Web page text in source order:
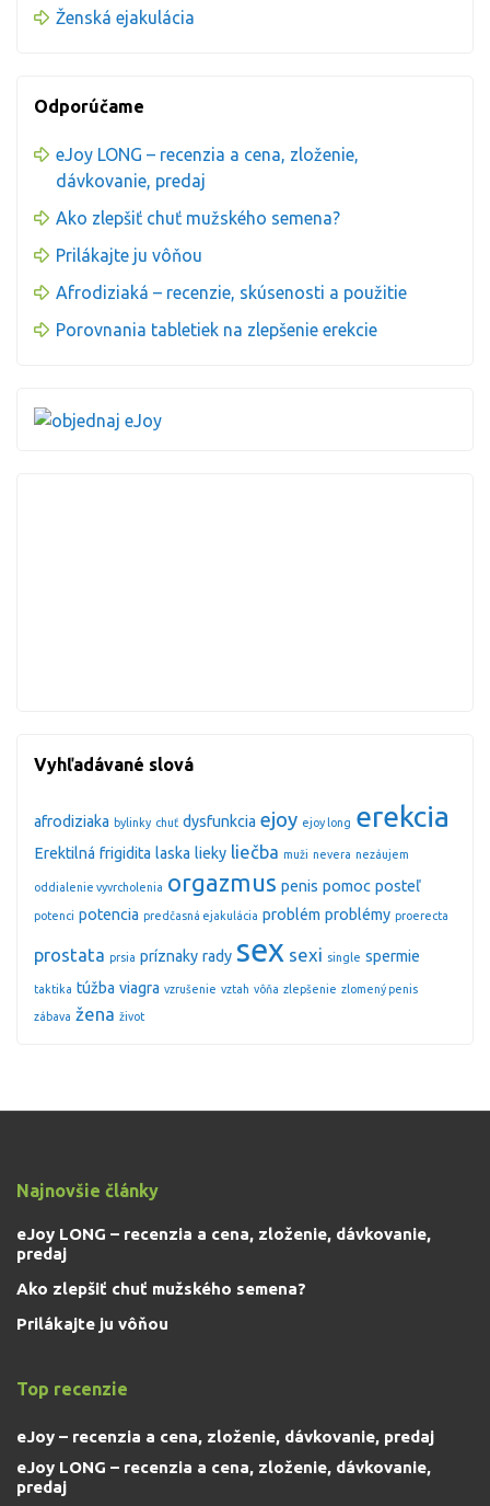
Ženská ejakulácia
Odporúčame
eJoy LONG – recenzia a cena, zloženie,
dávkovanie, predaj
Ako zlepšiť chuť mužského semena?
Prilákajte ju vôňou
Afrodiziaká – recenzie, skúsenosti a použitie
Porovnania tabletiek na zlepšenie erekcie
Vyhľadávané slová
afrodiziaka bylinky chuť dysfunkcia ejoy ejoy long erekcia
Erektilná frigidita laska lieky liečba muži nevera nezáujem
oddialenie vyvrcholenia orgazmus penis pomoc posteľ
potenci potencia predčasná ejakulácia problém problémy proerecta
prostata prsia príznaky rady sex sexi single spermie
taktika túžba viagra vzrušenie vztah vôňa zlepšenie zlomený penis
zábava žena život
Najnovšie články
eJoy LONG – recenzia a cena, zloženie, dávkovanie,
predaj
Ako zlepšiť chuť mužského semena?
Prilákajte ju vôňou
Top recenzie
eJoy – recenzia a cena, zloženie, dávkovanie, predaj
eJoy LONG – recenzia a cena, zloženie, dávkovanie,
predaj